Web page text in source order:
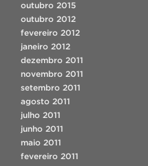
outubro 2015
outubro 2012
fevereiro 2012
janeiro 2012
dezembro 2011
novembro 2011
setembro 2011
agosto 2011
julho 2011
junho 2011
maio 2011
fevereiro 2011